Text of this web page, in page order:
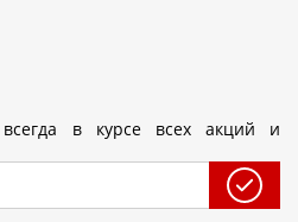
в курсе всех акций и